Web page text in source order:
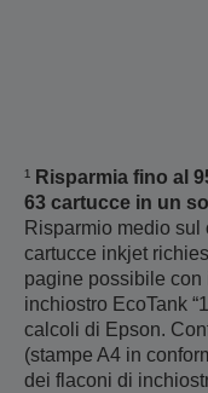
¹ Risparmia fino al
63 cartucce in un
Risparmio medio
cartucce inkjet
pagine possibile
inchiostro EcoTank
calcoli di Epson.
(stampe A4 in
dei flaconi di